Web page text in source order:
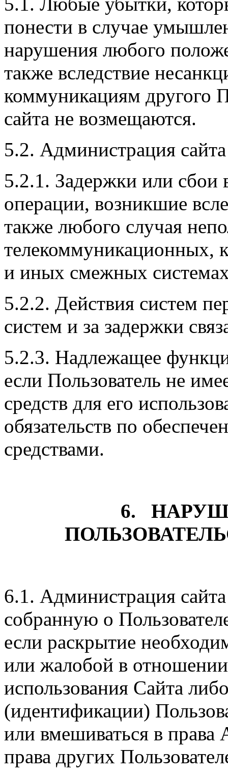
понести в случае
нарушения любого
также вследствие
коммуникациям другого
сайта не возмещаются.
5.2. Администрация сайта
5.2.1. Задержки или сбои
операции, возникшие
также любого случая
телекоммуникационных,
и иных смежных
5.2.2. Действия систем
систем и за задержки
5.2.3. Надлежащее
если Пользователь не
средств для его
обязательств по
средствами.
6.
6.1. Администрация
собранную о
если раскрытие
или жалобой в
использования Сайта
(идентификации)
или вмешиваться в права
права других